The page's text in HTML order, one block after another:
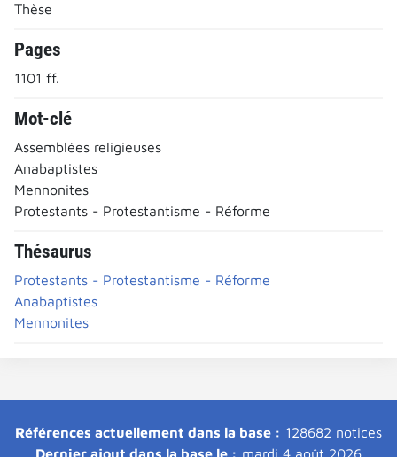
Thèse
Pages
1101 ff.
Mot-clé
Assemblées religieuses
Anabaptistes
Mennonites
Protestants - Protestantisme - Réforme
Thésaurus
Protestants - Protestantisme - Réforme
Anabaptistes
Mennonites
Références actuellement dans la base : 128682 notices
Dernier ajout dans la base le : mardi 4 août 2026